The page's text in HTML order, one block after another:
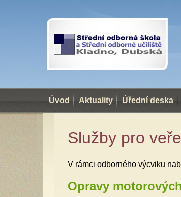
Úvod Aktuality Úřední deska
Služby pro
V rámci odborného výcviku
Opravy